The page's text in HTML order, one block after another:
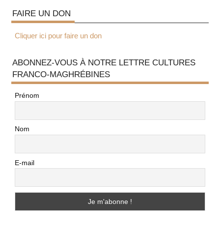
FAIRE UN DON
Cliquer ici pour faire un don
ABONNEZ-VOUS À NOTRE LETTRE CULTURES
FRANCO-MAGHRÉBINES
Prénom
Nom
E-mail